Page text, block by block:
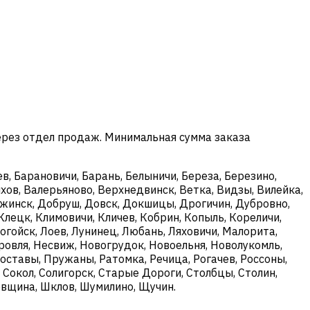
отдел продаж. Минимальная сумма заказа
Барановичи, Барань, Белыничи, Береза, Березино,
Валерьяново, Верхнедвинск, Ветка, Видзы, Вилейка,
Добруш, Довск, Докшицы, Дрогичин, Дубровно,
Климовичи, Кличев, Кобрин, Копыль, Кореличи,
Лоев, Лунинец, Любань, Ляховичи, Малорита,
Несвиж, Новогрудок, Новоельня, Новолукомль,
Пружаны, Ратомка, Речица, Рогачев, Россоны,
Солигорск, Старые Дороги, Столбцы, Столин,
Шклов, Шумилино, Щучин.